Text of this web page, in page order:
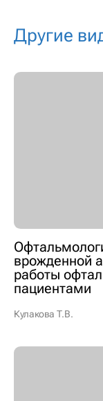
Другие
врожденной
работы
пациентами
Кулакова Т.В.